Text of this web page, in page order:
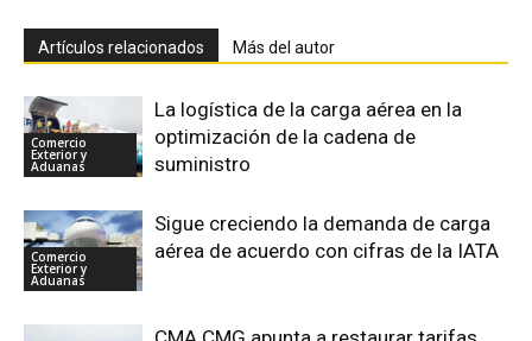
Artículos relacionados Más del autor
Comercio
Exterior y
Aduanas
La logística de la carga aérea en la
optimización de la cadena de
suministro
Comercio
Exterior y
Aduanas
Sigue creciendo la demanda de carga
aérea de acuerdo con cifras de la IATA